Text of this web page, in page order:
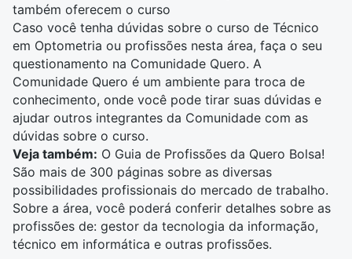
também oferecem o curso
Caso você tenha dúvidas sobre o curso de Técnico
em Optometria ou profissões nesta área, faça o seu
questionamento na Comunidade Quero. A
Comunidade Quero é um ambiente para troca de
conhecimento, onde você pode tirar suas dúvidas e
ajudar outros integrantes da Comunidade com as
dúvidas sobre o curso.
Veja também: O Guia de Profissões da Quero Bolsa!
São mais de 300 páginas sobre as diversas
possibilidades profissionais do mercado de trabalho.
Sobre a área, você poderá conferir detalhes sobre as
profissões de: gestor da tecnologia da informação,
técnico em informática e outras profissões.